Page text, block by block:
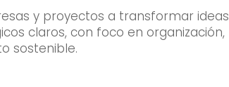
y proyectos a transformar ideas
claros, con foco en organización,
sostenible.